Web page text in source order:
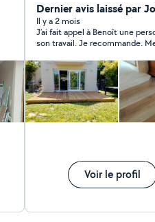
Dernier avis laissé par
Il y a 2 mois
J’ai fait appel à Benoît une
son travail. Je recommande.
Voir le profil